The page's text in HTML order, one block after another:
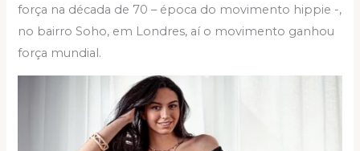
força na década de 70 – época do movimento hippie -,
no bairro Soho, em Londres, aí o movimento ganhou
força mundial.